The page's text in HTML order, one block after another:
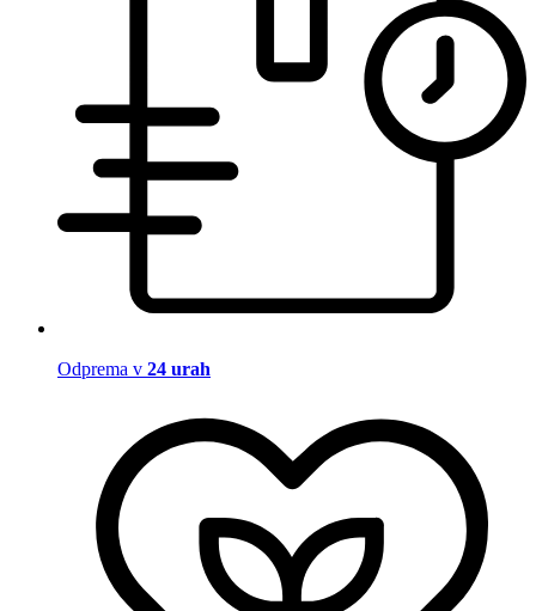
Odprema v 24 urah